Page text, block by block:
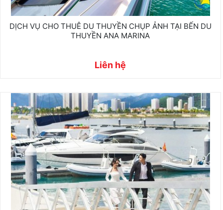
DỊCH VỤ CHO THUÊ DU THUYỀN CHỤP ẢNH TẠI BẾN DU
THUYỀN ANA MARINA
Liên hệ